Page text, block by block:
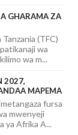
GHARAMA ZA
(TFC)
wa
wa m...
2027,
MAPEMA
fursa
mwenyeji
ya Afrika A...